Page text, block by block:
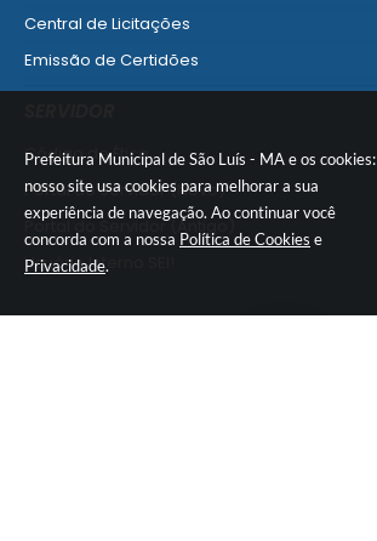
Prefeitura Municipal de São Luís - MA e os cookies:
nosso site usa cookies para melhorar a sua
experiência de navegação. Ao continuar você
concorda com a nossa Política de Cookies e
Privacidade.
Central de Licitações
Emissão de Certidões
Empresa Fácil - Abertura / Alteração / Baixa
Código de Ética
Portal do Servidor (Novo)
Portal do Servidor (Antigo)
Usuário Interno SEI!